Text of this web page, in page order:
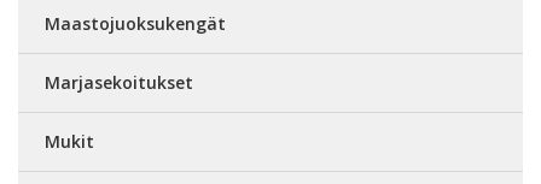
Maastojuoksukengät
Marjasekoitukset
Mukit